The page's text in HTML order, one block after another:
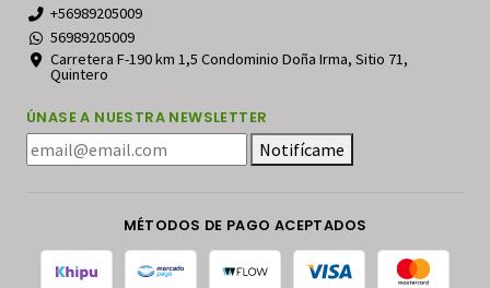
+56989205009
56989205009
Carretera F-190 km 1,5 Condominio Doña Irma, Sitio 71,
Quintero
ÚNASE A NUESTRA NEWSLETTER
Notifícame
MÉTODOS DE PAGO ACEPTADOS